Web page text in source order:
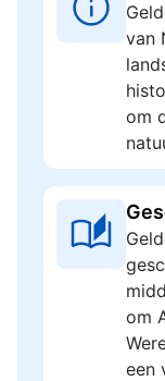
van
om
om
een